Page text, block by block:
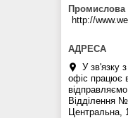
Промислова
http://
У зв'язку
офіс працює
Відділення
Центральна,